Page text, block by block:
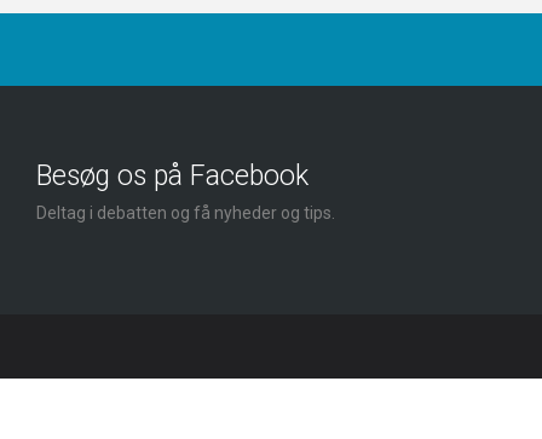
Besøg os på Facebook
Deltag i debatten og få nyheder og tips.